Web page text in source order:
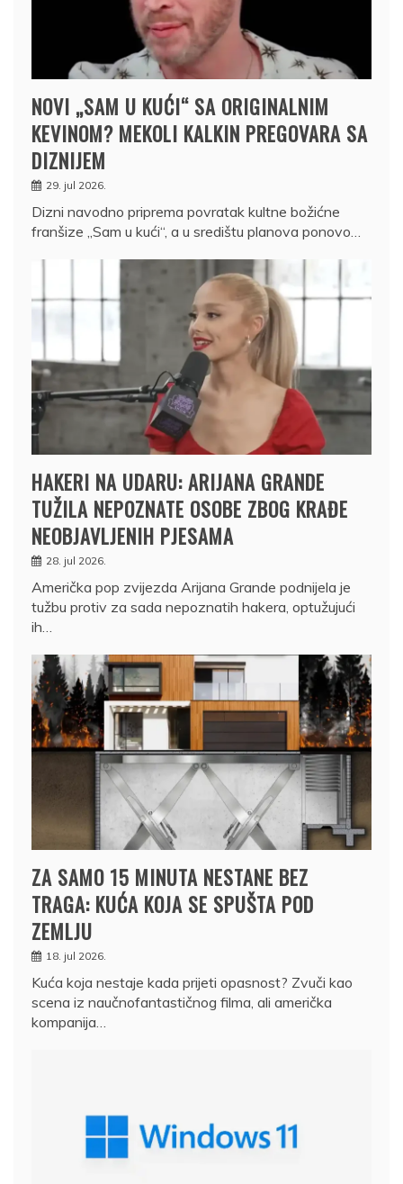
NOVI „SAM U KUĆI“ SA ORIGINALNIM
KEVINOM? MEKOLI KALKIN PREGOVARA SA
DIZNIJEM
29. jul 2026.
Dizni navodno priprema povratak kultne božićne
franšize „Sam u kući“, a u središtu planova ponovo…
HAKERI NA UDARU: ARIJANA GRANDE
TUŽILA NEPOZNATE OSOBE ZBOG KRAĐE
NEOBJAVLJENIH PJESAMA
28. jul 2026.
Američka pop zvijezda Arijana Grande podnijela je
tužbu protiv za sada nepoznatih hakera, optužujući
ih…
ZA SAMO 15 MINUTA NESTANE BEZ
TRAGA: KUĆA KOJA SE SPUŠTA POD
ZEMLJU
18. jul 2026.
Kuća koja nestaje kada prijeti opasnost? Zvuči kao
scena iz naučnofantastičnog filma, ali američka
kompanija…